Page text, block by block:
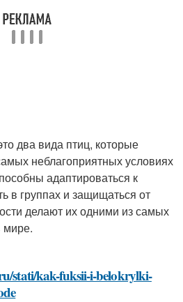
два вида птиц, которые
неблагоприятных условиях
адаптироваться к
в группах и защищаться от
делают их одними из самых
мире.
stati/kak-fuksii-i-belokrylki-